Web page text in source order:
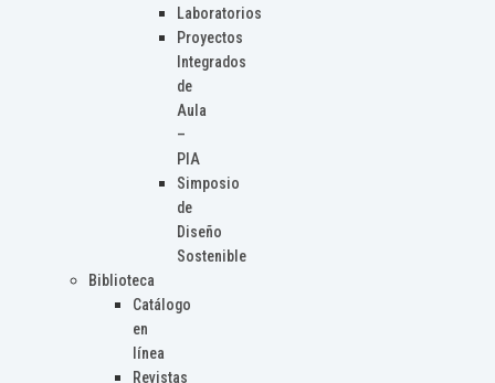
Laboratorios
Proyectos
Integrados
de
Aula
–
PIA
Simposio
de
Diseño
Sostenible
Biblioteca
Catálogo
en
línea
Revistas